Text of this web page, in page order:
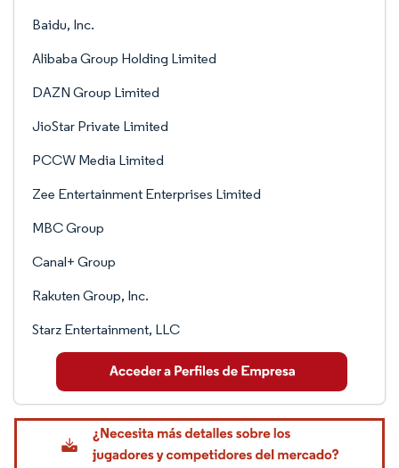
Baidu, Inc.
Alibaba Group Holding Limited
DAZN Group Limited
JioStar Private Limited
PCCW Media Limited
Zee Entertainment Enterprises Limited
MBC Group
Canal+ Group
Rakuten Group, Inc.
Starz Entertainment, LLC